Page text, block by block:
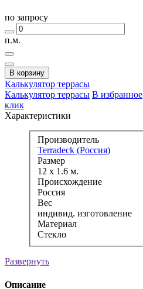
по запросу
п.м.
В корзину
Калькулятор террасы
Калькулятор террасы В избранное
клик
Характеристики
Производитель
Terradeck (Россия)
Размер
12 x 1.6 м.
Происхождение
Россия
Вес
индивид. изготовление
Материал
Стекло
Развернуть
Описание